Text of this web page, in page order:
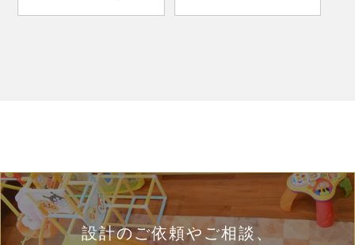
設計のご依頼やご相談、